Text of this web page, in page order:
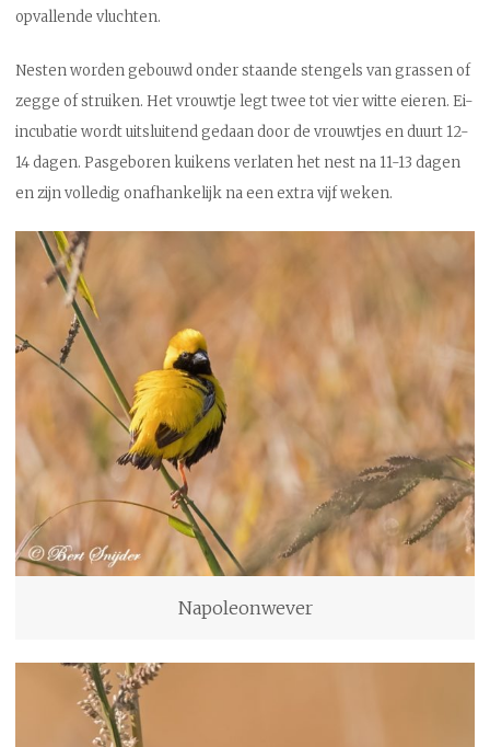
opvallende vluchten.
Nesten worden gebouwd onder staande stengels van grassen of
zegge of struiken. Het vrouwtje legt twee tot vier witte eieren. Ei-
incubatie wordt uitsluitend gedaan door de vrouwtjes en duurt 12-
14 dagen. Pasgeboren kuikens verlaten het nest na 11-13 dagen
en zijn volledig onafhankelijk na een extra vijf weken.
Napoleonwever